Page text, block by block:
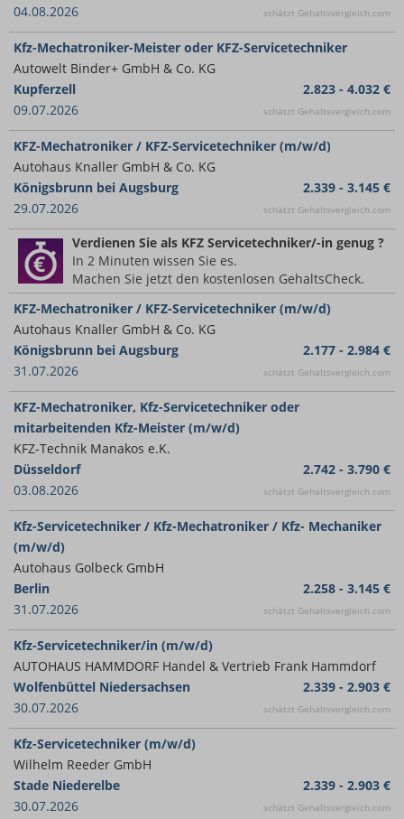
04.08.2026
schätzt Gehaltsvergleich.com
Kfz-Mechatroniker-Meister oder KFZ-Servicetechniker
Autowelt Binder+ GmbH & Co. KG
Kupferzell
09.07.2026
2.823 - 4.032 €
schätzt Gehaltsvergleich.com
KFZ-Mechatroniker / KFZ-Servicetechniker (m/w/d)
Autohaus Knaller GmbH & Co. KG
Königsbrunn bei Augsburg
29.07.2026
2.339 - 3.145 €
schätzt Gehaltsvergleich.com
Verdienen Sie als KFZ Servicetechniker/-in genug ?
In 2 Minuten wissen Sie es.
Machen Sie jetzt den kostenlosen GehaltsCheck.
KFZ-Mechatroniker / KFZ-Servicetechniker (m/w/d)
Autohaus Knaller GmbH & Co. KG
Königsbrunn bei Augsburg
31.07.2026
2.177 - 2.984 €
schätzt Gehaltsvergleich.com
KFZ-Mechatroniker, Kfz-Servicetechniker oder
mitarbeitenden Kfz-Meister (m/w/d)
KFZ-Technik Manakos e.K.
Düsseldorf
03.08.2026
2.742 - 3.790 €
schätzt Gehaltsvergleich.com
Kfz-Servicetechniker / Kfz-Mechatroniker / Kfz- Mechaniker
(m/w/d)
Autohaus Golbeck GmbH
Berlin
31.07.2026
2.258 - 3.145 €
schätzt Gehaltsvergleich.com
Kfz-Servicetechniker/in (m/w/d)
AUTOHAUS HAMMDORF Handel & Vertrieb Frank Hammdorf
Wolfenbüttel Niedersachsen
30.07.2026
2.339 - 2.903 €
schätzt Gehaltsvergleich.com
Kfz-Servicetechniker (m/w/d)
Wilhelm Reeder GmbH
Stade Niederelbe
30.07.2026
2.339 - 2.903 €
schätzt Gehaltsvergleich.com